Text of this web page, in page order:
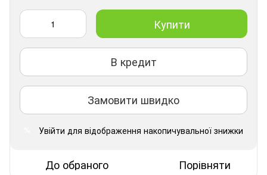
Купити
В кредит
Замовити швидко
Увійти для відображення накопичувальної знижки
До обраного Порівняти